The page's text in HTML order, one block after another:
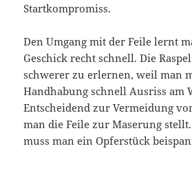
Startkompromiss.
Den Umgang mit der Feile lernt
Geschick recht schnell. Die
schwerer zu erlernen, weil man
Handhabung schnell Ausriss am
Entscheidend zur Vermeidung
man die Feile zur Maserung
muss man ein Opferstück